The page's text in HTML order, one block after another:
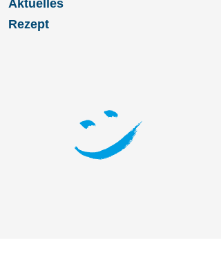
Aktuelles
Rezept